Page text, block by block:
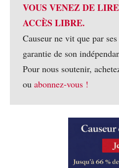
VOUS VENEZ DE
ACCÈS LIBRE.
Causeur ne vit que par
garantie de son
Pour nous soutenir,
ou abonnez-vous !